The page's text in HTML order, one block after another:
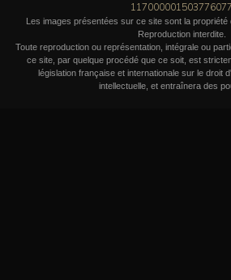
117000001503776077
Les images présentées sur ce site sont la propriété
Reproduction interdite.
Toute reproduction ou représentation, intégrale ou
ce site, par quelque procédé que ce soit, est
législation française et internationale sur le droit
intellectuelle, et entraînera des